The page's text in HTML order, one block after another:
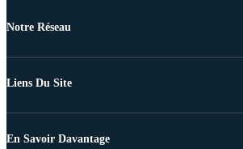
Notre Réseau
Liens Du Site
En Savoir Davantage